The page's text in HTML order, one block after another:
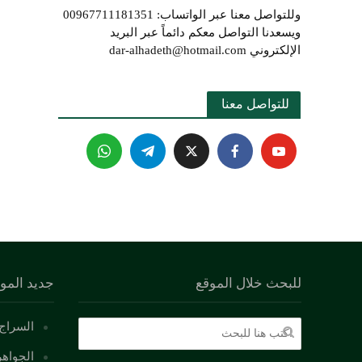
وللتواصل معنا عبر الواتساب: 00967711181351
ويسعدنا التواصل معكم دائماً عبر البريد
الإلكتروني dar-alhadeth@hotmail.com
للتواصل معنا
جديد للبحث خلال الموقع